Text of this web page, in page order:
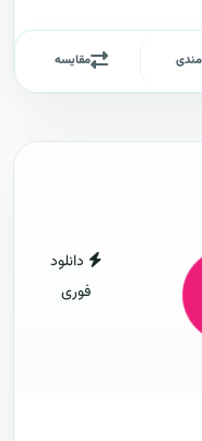
مقایسه
دانلود
فوری